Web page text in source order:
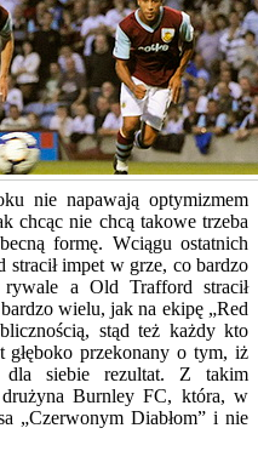
nie napawają optymizmem
chcąc nie chcą takowe trzeba
formę. Wciągu ostatnich
stracił impet w grze, co bardzo
a Old Trafford stracił
wielu, jak na ekipę „Red
stąd też każdy kto
głęboko przekonany o tym, iż
dla siebie rezultat. Z takim
drużyna Burnley FC, która, w
„Czerwonym Diabłom” i nie